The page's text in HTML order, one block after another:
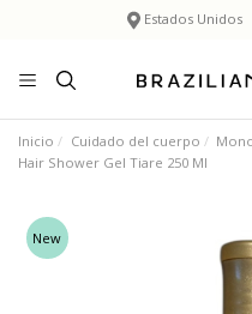
Estados Unidos
Inicio Cuidado del cuerpo
Hair Shower Gel Tiare 250 Ml
New